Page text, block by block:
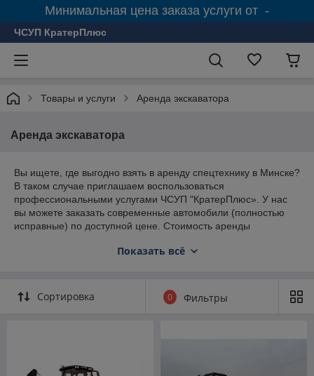
Минимальная цена заказа услуги от -
ЧСУП КратерПлюс
Товары и услуги Аренда экскаватора
Аренда экскаватора
Вы ищете, где выгодно взять в аренду спецтехнику в Минске?
В таком случае приглашаем воспользоваться
профессиональными услугами ЧСУП "КратерПлюс». У нас
вы можете заказать современные автомобили (полностью
исправные) по доступной цене. Стоимость аренды
доступна любым компаниям.
За годы работы в сфере аренды дорожно-строительной
Минск сегодня активно развивается и расширяется. Для
Показать всё
Сортировка 0 Фильтры